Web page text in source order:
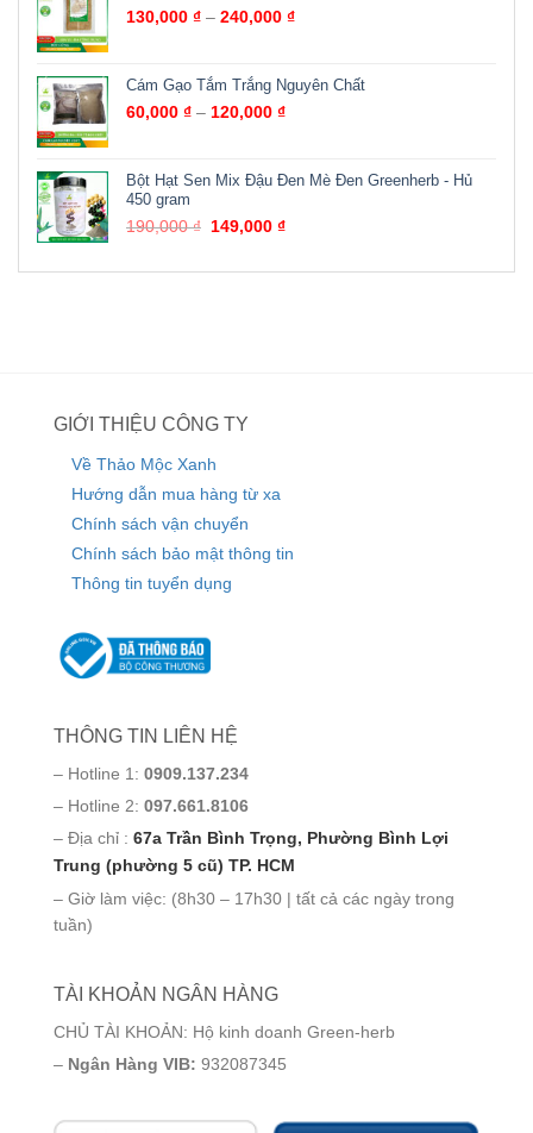
130,000 ₫ – 240,000 ₫
Cám Gạo Tắm Trắng Nguyên Chất
60,000 ₫ – 120,000 ₫
Bột Hạt Sen Mix Đậu Đen Mè Đen Greenherb - Hủ
450 gram
190,000₫ 149,000₫
GIỚI THIỆU CÔNG TY
Về Thảo Mộc Xanh
Hướng dẫn mua hàng từ xa
Chính sách vận chuyển
Chính sách bảo mật thông tin
Thông tin tuyển dụng
THÔNG TIN LIÊN HỆ
– Hotline 1: 0909.137.234
– Hotline 2: 097.661.8106
– Địa chỉ : 67a Trần Bình Trọng, Phường Bình Lợi
Trung (phường 5 cũ) TP. HCM
– Giờ làm việc: (8h30 – 17h30 | tất cả các ngày trong
tuần)
TÀI KHOẢN NGÂN HÀNG
CHỦ TÀI KHOẢN: Hộ kinh doanh Green-herb
– Ngân Hàng VIB: 932087345